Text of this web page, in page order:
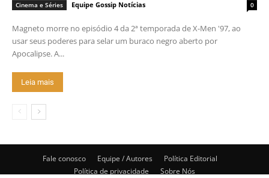
Cinema e Séries Equipe Gossip Notícias 0
Magneto morre no episódio 4 da 2ª temporada de X-Men '97, ao
usar seus poderes para selar um buraco negro aberto por
Apocalipse. A...
Leia mais
Fale conosco Equipe / Autores
Política Editorial
Política de privacidade
Sobre Nós